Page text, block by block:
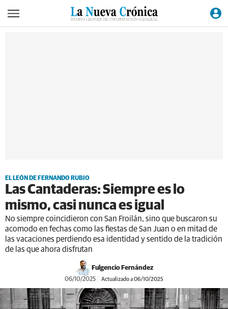
EL LEÓN DE FERNANDO RUBIO
Las Cantaderas: Siempre es lo
mismo, casi nunca es igual
No siempre coincidieron con San Froilán, sino que buscaron su
acomodo en fechas como las fiestas de San Juan o en mitad de
las vacaciones perdiendo esa identidad y sentido de la tradición
de las que ahora disfrutan
Fulgencio Fernández
06/10/2025 Actualizado a 06/10/2025